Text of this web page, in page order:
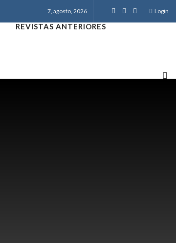
7, agosto, 2026 Login
REVISTAS ANTERIORES